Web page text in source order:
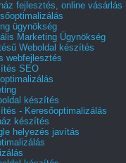
fejlesztés, online vásárlás
ügynökség
Marketing Ügynökség
Weboldal készítés
webfejlesztés
SEO
készítés
- Keresőoptimalizálás
készítés
helyezés javítás